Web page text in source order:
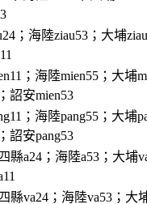
；海陸ziau53；大埔
；海陸mien55；大埔
詔安mien53
；海陸pang55；大埔
詔安pang53
縣a24；海陸a53；大埔
縣va24；海陸va53；大